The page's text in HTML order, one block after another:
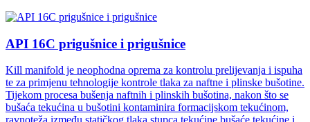
API 16C prigušnice i prigušnice
Kill manifold je neophodna oprema za kontrolu prelijevanja i ispuha
te za primjenu tehnologije kontrole tlaka za naftne i plinske bušotine.
Tijekom procesa bušenja naftnih i plinskih bušotina, nakon što se
bušaća tekućina u bušotini kontaminira formacijskom tekućinom,